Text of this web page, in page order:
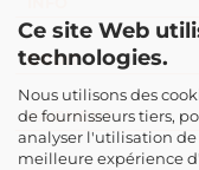
Ce site Web
technologies.
Nous utilisons des
de fournisseurs tiers,
analyser l'utilisation de
meilleure expérience
DROIT
PAIEMENT